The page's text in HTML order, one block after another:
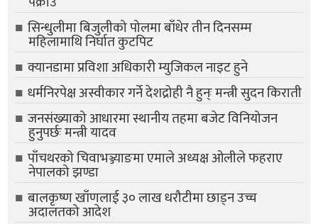
सिन्धुलीमा बिजुलीको पोलमा बाँधेर तीन दिनसम्म
महिलामाथि निर्घात कुटपिट
क्यानडामा प्रविशा अधिकारी म्युजिकल नाइट हुने
धर्मनिरपेक्ष अस्वीकार गर्ने देशद्रोही नै हुन्ः मन्त्री सुदन किराती
जनसंख्याको आधारमा स्थानीय तहमा बजेट विनियोजन
हुनुपर्छः मन्त्री यादव
पाँचथरको चिवाभञ्ज्याङमा एमाले अध्यक्ष ओलीले फहराए
नेपालको झण्डा
बालकृष्ण खाँणलाई ३० लाख धरौटीमा छाड्न उच्च
अदालतको आदेश